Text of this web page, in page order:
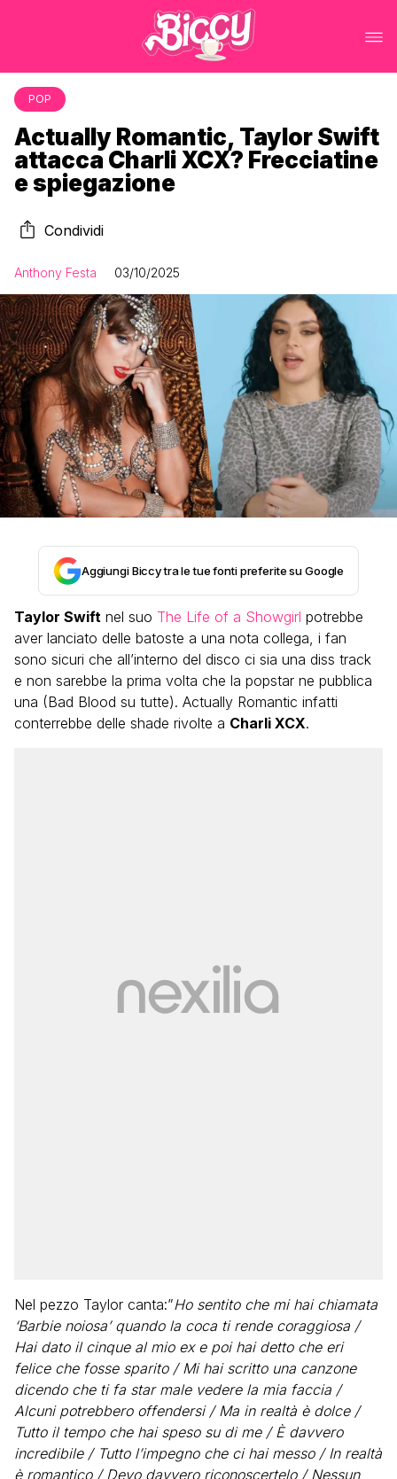
POP
Actually Romantic, Taylor Swift
attacca Charli XCX? Frecciatine
e spiegazione
Condividi
Anthony Festa 03/10/2025
Aggiungi Biccy tra le tue fonti preferite su Google
Taylor Swift nel suo The Life of a Showgirl potrebbe
aver lanciato delle batoste a una nota collega, i fan
sono sicuri che all’interno del disco ci sia una diss track
e non sarebbe la prima volta che la popstar ne pubblica
una (Bad Blood su tutte). Actually Romantic infatti
conterrebbe delle shade rivolte a Charli XCX.
Nel pezzo Taylor canta:”Ho sentito che mi hai chiamata
‘Barbie noiosa’ quando la coca ti rende coraggiosa /
Hai dato il cinque al mio ex e poi hai detto che eri
felice che fosse sparito / Mi hai scritto una canzone
dicendo che ti fa star male vedere la mia faccia /
Alcuni potrebbero offendersi / Ma in realtà è dolce /
Tutto il tempo che hai speso su di me / È davvero
incredibile / Tutto l’impegno che ci hai messo / In realtà
è romantico / Devo davvero riconoscertelo / Nessun